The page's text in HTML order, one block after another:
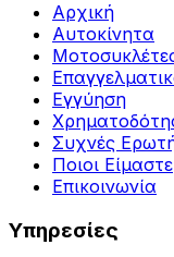
Αρχική
Αυτοκίνητα
Εγγύηση
Συχνές
Ποιοι Είμαστε
Επικοινωνία
Υπηρεσίες